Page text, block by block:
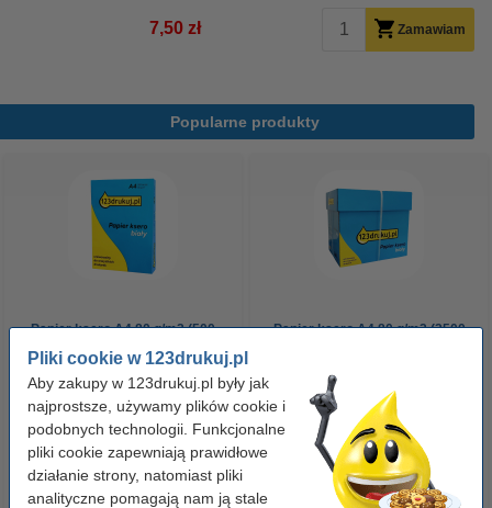
Pliki cookie w 123drukuj.pl
Aby zakupy w 123drukuj.pl były jak
najprostsze, używamy plików cookie i
podobnych technologii. Funkcjonalne
pliki cookie zapewniają prawidłowe
działanie strony, natomiast pliki
analityczne pomagają nam ją stale
7,50 zł Zamawiam
Popularne produkty
Papier ksero A4 80 g/m2 (500
szt.), 123drukuj
23,00 zł z VAT
Papier ksero A4 80 g/m2 (2500
110,00 zł z VAT